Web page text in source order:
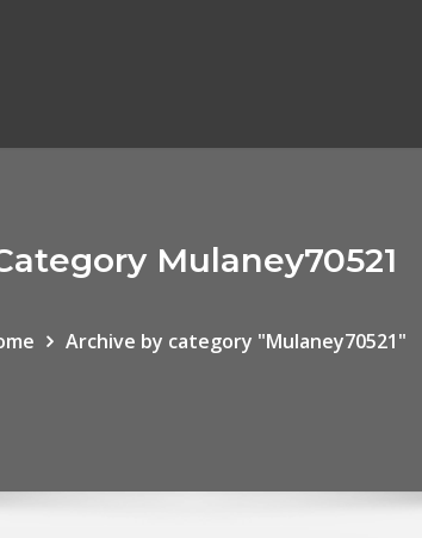
Mulaney70521
Archive by category "Mulaney70521"